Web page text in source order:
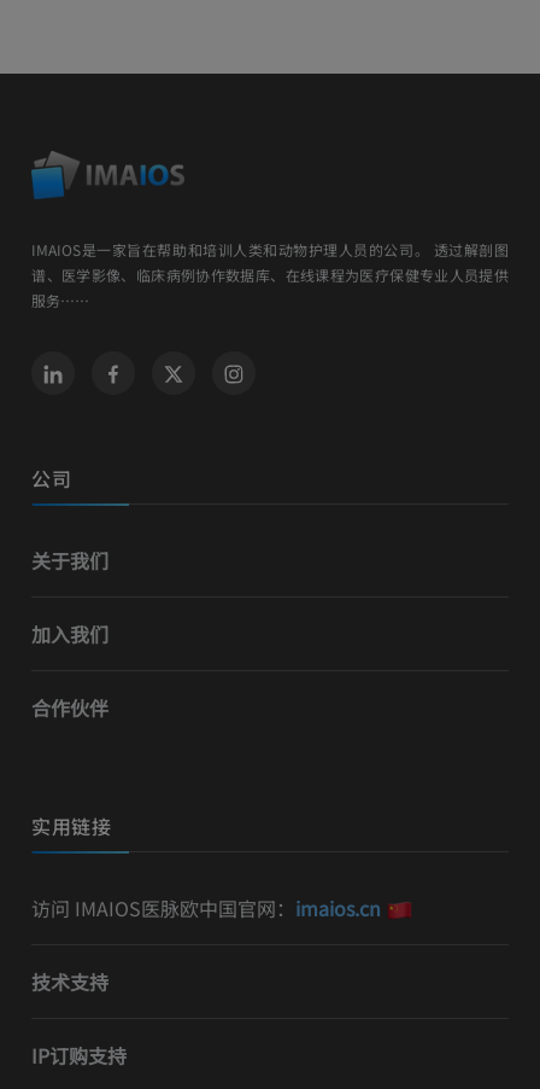
IMAIOS是一家旨在帮助和培训人类和动物护理人员的公司。 透过解剖图
谱、医学影像、临床病例协作数据库、在线课程为医疗保健专业人员提供
服务……
公司
关于我们
加入我们
合作伙伴
实用链接
访问 IMAIOS医脉欧中国官网： imaios.cn
技术支持
IP订购支持